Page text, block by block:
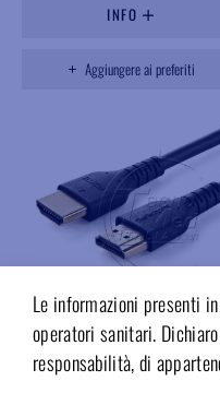
Le informazioni presenti
operatori sanitari.
responsabilità, di
INFO
Aggiungere ai preferiti
FK950H